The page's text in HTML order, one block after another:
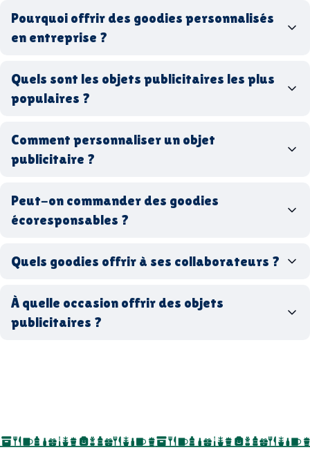
Pourquoi offrir des goodies personnalisés
en entreprise ?
Quels sont les objets publicitaires les plus
populaires ?
stylos personnalisés
tote bags publicitaires
gourdes réutilisables
France Made in Europe goodies hi-tech
Comment personnaliser un objet
publicitaire ?
Peut-on commander des goodies
écoresponsables ?
goodies écologiques
recyclés, fabriqués en France ou en Europe,
biodégradables ou réutilisables
Quels goodies offrir à ses collaborateurs ?
entreprise
goodies utiles au bureau
À quelle occasion offrir des objets
publicitaires ?
salon professionnel